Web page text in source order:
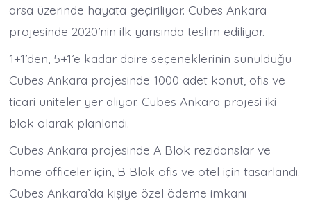
arsa üzerinde hayata geçiriliyor. Cubes Ankara
projesinde 2020’nin ilk yarısında teslim ediliyor.
1+1’den, 5+1’e kadar daire seçeneklerinin sunulduğu
Cubes Ankara projesinde 1000 adet konut, ofis ve
ticari üniteler yer alıyor. Cubes Ankara projesi iki
blok olarak planlandı.
Cubes Ankara projesinde A Blok rezidanslar ve
home officeler için, B Blok ofis ve otel için tasarlandı.
Cubes Ankara’da kişiye özel ödeme imkanı